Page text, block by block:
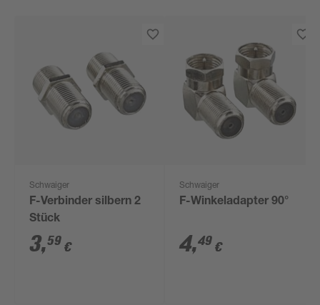
Schwaiger
F-Verbinder silbern 2
Stück
3,59 €
Schwaiger
F-Winkeladapter 90°
4,49 €